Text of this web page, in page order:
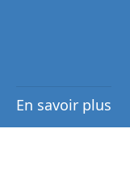
En savoir plus